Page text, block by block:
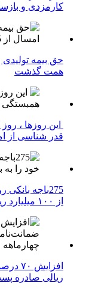
کارمزدی و
همت گذشت
این روزها ،
قدر شناسی از
275باجه
از ۱۰۰ میلیارد ریال افزایش دادند
ریالی صادره پست